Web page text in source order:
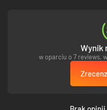
gry, pobierz dodatek do polskiej
grafiki, klipy wideo, dubbing oraz
(kompozytora gry VA-11 Hall-A)
Wynik
w oparciu o 7 reviews,